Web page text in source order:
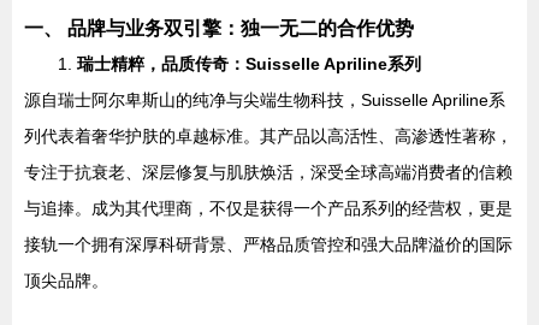
一、 品牌与业务双引擎：独一无二的合作优势
1. 瑞士精粹，品质传奇：Suisselle Apriline系列
源自瑞士阿尔卑斯山的纯净与尖端生物科技，Suisselle Apriline系
列代表着奢华护肤的卓越标准。其产品以高活性、高渗透性著称，
专注于抗衰老、深层修复与肌肤焕活，深受全球高端消费者的信赖
与追捧。成为其代理商，不仅是获得一个产品系列的经营权，更是
接轨一个拥有深厚科研背景、严格品质管控和强大品牌溢价的国际
顶尖品牌。